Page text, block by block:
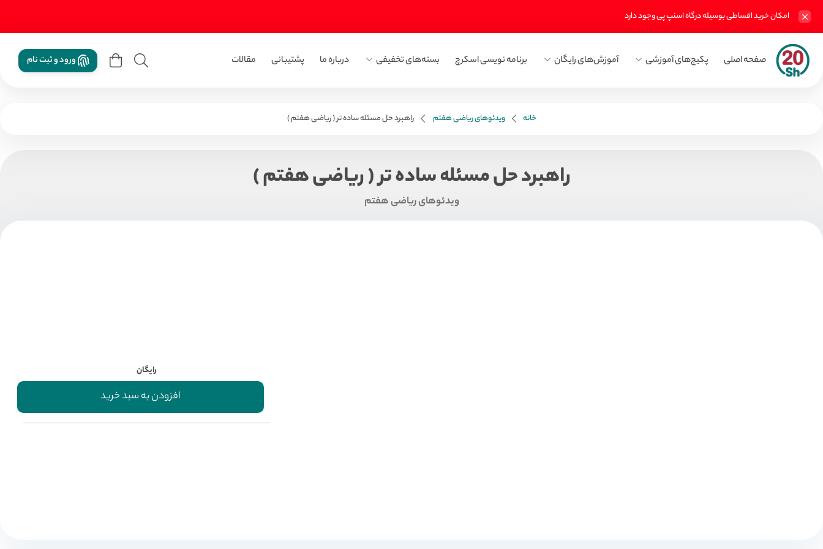
امکان خرید اقساطی بوسیله درگاه اسنپ پی وجود دارد
صفحه اصلی پکیج‌های آموزشی آموزش‌های رایگان برنامه نویسی اسکرچ بسته‌های تخفیفی درباره ما پشتیبانی مقالات ورود و ثبت نام
خانه ویدئوهای ریاضی هفتم راهبرد حل مسئله ساده تر ( ریاضی هفتم )
راهبرد حل مسئله ساده تر ( ریاضی هفتم )
ویدئوهای ریاضی هفتم
رایگان
افزودن به سبد خرید